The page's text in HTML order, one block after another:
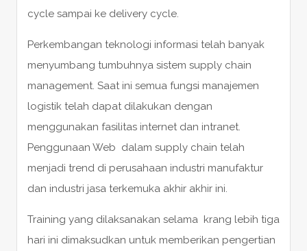
cycle sampai ke delivery cycle.
Perkembangan teknologi informasi telah banyak
menyumbang tumbuhnya sistem supply chain
management. Saat ini semua fungsi manajemen
logistik telah dapat dilakukan dengan
menggunakan fasilitas internet dan intranet.
Penggunaan Web dalam supply chain telah
menjadi trend di perusahaan industri manufaktur
dan industri jasa terkemuka akhir akhir ini.
Training yang dilaksanakan selama krang lebih tiga
hari ini dimaksudkan untuk memberikan pengertian